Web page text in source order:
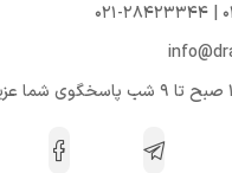
021-28423344